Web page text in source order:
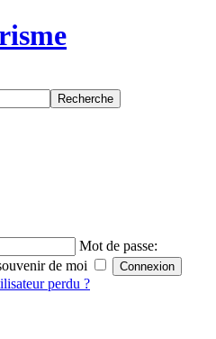
Mot de passe:
de moi
perdu ?